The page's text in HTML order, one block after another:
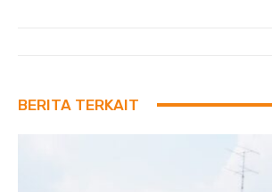
BERITA TERKAIT